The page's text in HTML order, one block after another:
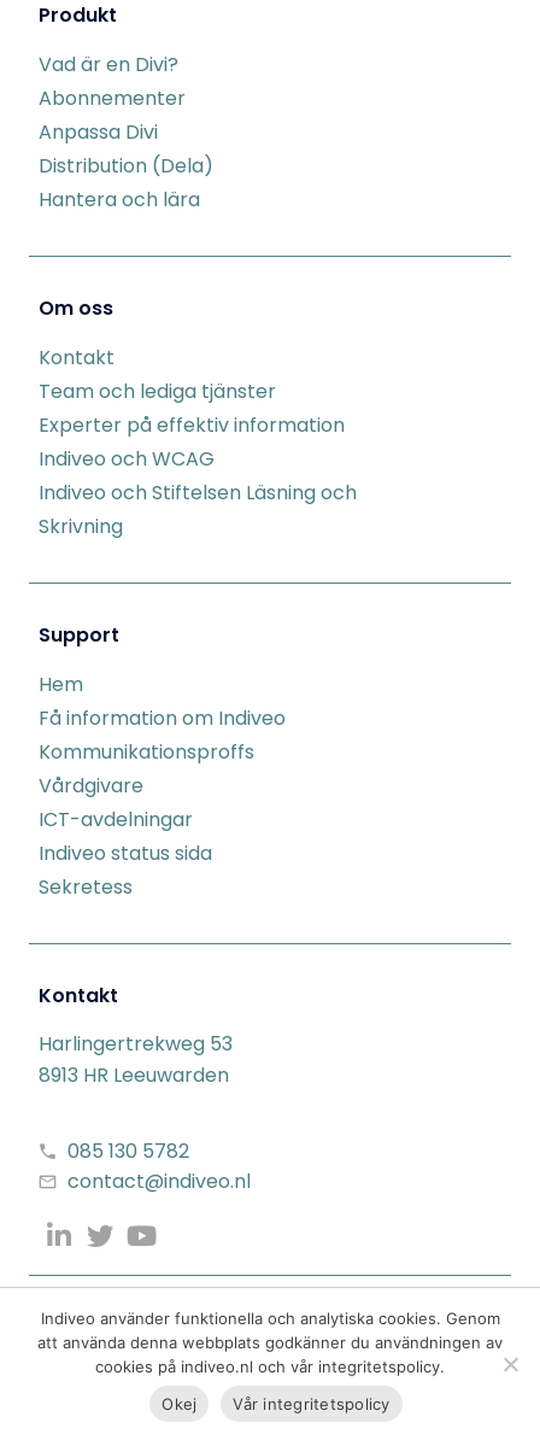
Produkt
Vad är en Divi?
Abonnementer
Anpassa Divi
Distribution (Dela)
Hantera och lära
Om oss
Kontakt
Team och lediga tjänster
Experter på effektiv information
Indiveo och WCAG
Indiveo och Stiftelsen Läsning och
Skrivning
Support
Hem
Få information om Indiveo
Kommunikationsproffs
Vårdgivare
ICT-avdelningar
Indiveo status sida
Sekretess
Kontakt
Harlingertrekweg 53
8913 HR Leeuwarden
085 130 5782
contact@indiveo.nl
Indiveo använder funktionella och analytiska cookies. Genom
att använda denna webbplats godkänner du användningen av
cookies på indiveo.nl och vår integritetspolicy.
Okej
Vår integritetspolicy